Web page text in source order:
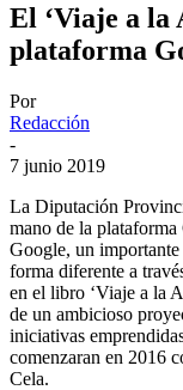
El ‘Viaje a la
plataforma
Por
Redacción
-
7 junio 2019
La Diputación
mano de la
Google, un
forma diferente a
en el libro ‘Viaje a la
de un ambicioso
iniciativas
comenzaran en 2016
Cela.